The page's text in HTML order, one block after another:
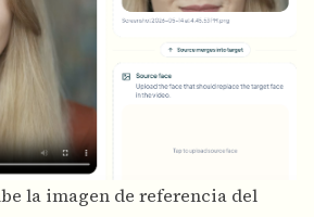
la imagen de referencia del